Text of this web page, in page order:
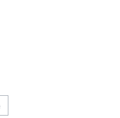
Option ist zurzeit nicht